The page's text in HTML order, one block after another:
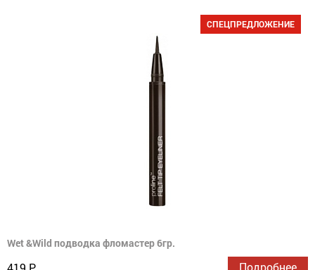
СПЕЦПРЕДЛОЖЕНИЕ
Wet &Wild подводка фломастер 6гр.